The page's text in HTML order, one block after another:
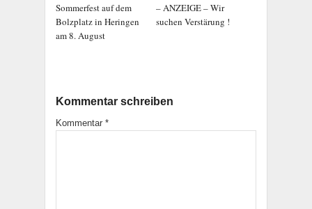
Sommerfest auf dem
Bolzplatz in Heringen
am 8. August
– ANZEIGE – Wir
suchen Verstärung !
Kommentar schreiben
Kommentar *